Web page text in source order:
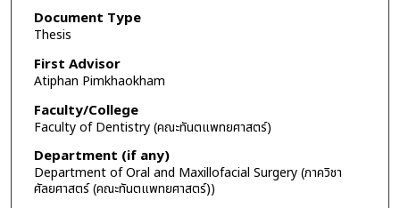
Document Type
Thesis
First Advisor
Atiphan Pimkhaokham
Faculty/College
Faculty of Dentistry (คณะทันตแพทยศาสตร์)
Department (if any)
Department of Oral and Maxillofacial Surgery (ภาควิชา
ศัลยศาสตร์ (คณะทันตแพทยศาสตร์))